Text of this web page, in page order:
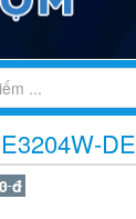
DE
đ